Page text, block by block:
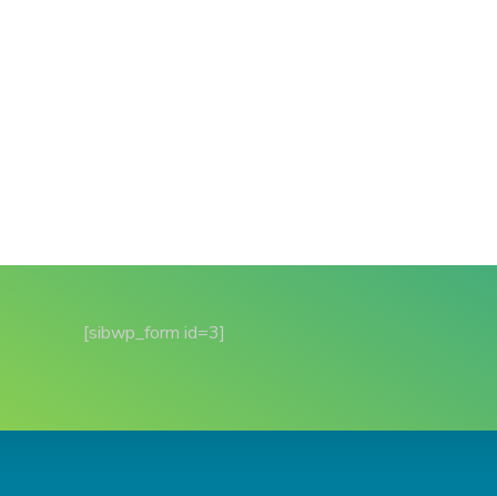
[sibwp_form id=3]